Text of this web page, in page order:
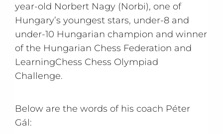
year-old Norbert Nagy (Norbi), one of
Hungary’s youngest stars, under-8 and
under-10 Hungarian champion and winner
of the Hungarian Chess Federation and
LearningChess Chess Olympiad
Challenge.
Below are the words of his coach Péter
Gál: